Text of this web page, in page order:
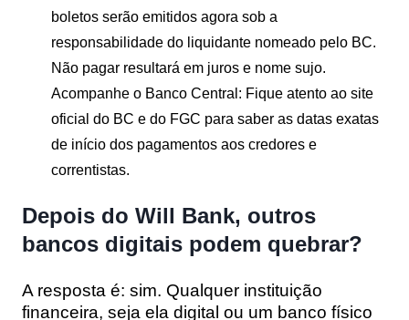
boletos serão emitidos agora sob a
responsabilidade do liquidante nomeado pelo BC.
Não pagar resultará em juros e nome sujo.
Acompanhe o Banco Central: Fique atento ao site
oficial do BC e do FGC para saber as datas exatas
de início dos pagamentos aos credores e
correntistas.
Depois do Will Bank, outros
bancos digitais podem quebrar?
A resposta é: sim. Qualquer instituição
financeira, seja ela digital ou um banco físico